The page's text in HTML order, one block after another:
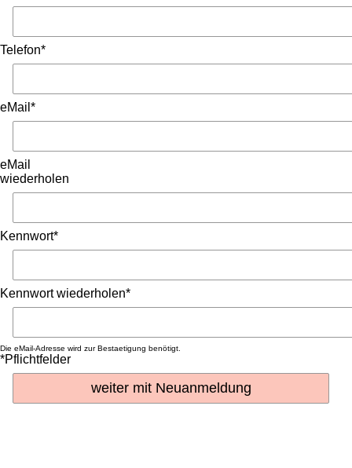
Telefon*
eMail*
eMail
wiederholen
Kennwort*
Kennwort wiederholen*
Die eMail-Adresse wird zur Bestaetigung benötigt.
*Pflichtfelder